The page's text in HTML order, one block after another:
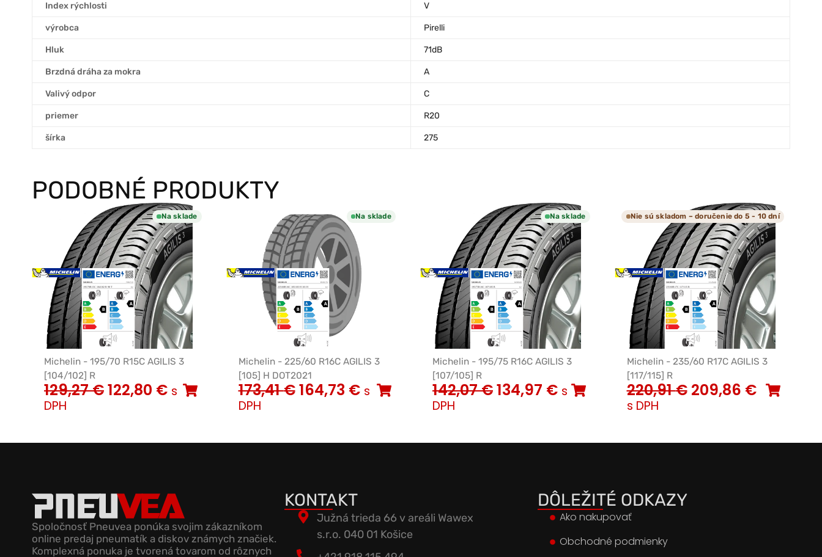
Index rýchlosti V
výrobca Pirelli
Hluk 71dB
Brzdná dráha za mokra A
Valivý odpor C
priemer R20
šírka 275
PODOBNÉ PRODUKTY
Na sklade
Michelin - 195/70 R15C AGILIS 3
[104/102] R
129,27€122,80 € s
DPH
Na sklade
Michelin - 225/60 R16C AGILIS 3
[105] H DOT2021
173,41€164,73 € s
DPH
Na sklade
Michelin - 195/75 R16C AGILIS 3
[107/105] R
142,07€134,97 € s
DPH
Nie sú skladom – doručenie do 5 - 10 dní
Michelin - 235/60 R17C AGILIS 3
[117/115] R
220,91€ 209,86 €
s DPH
Spoločnosť Pneuvea ponúka svojim zákazníkom
online predaj pneumatík a diskov známych značiek.
Komplexná ponuka je tvorená tovarom od rôznych
KONTAKT
Južná trieda 66 v areáli Wawex
s.r.o. 040 01 Košice
DÔLEŽITÉ ODKAZY
Ako nakupovať
Obchodné podmienky